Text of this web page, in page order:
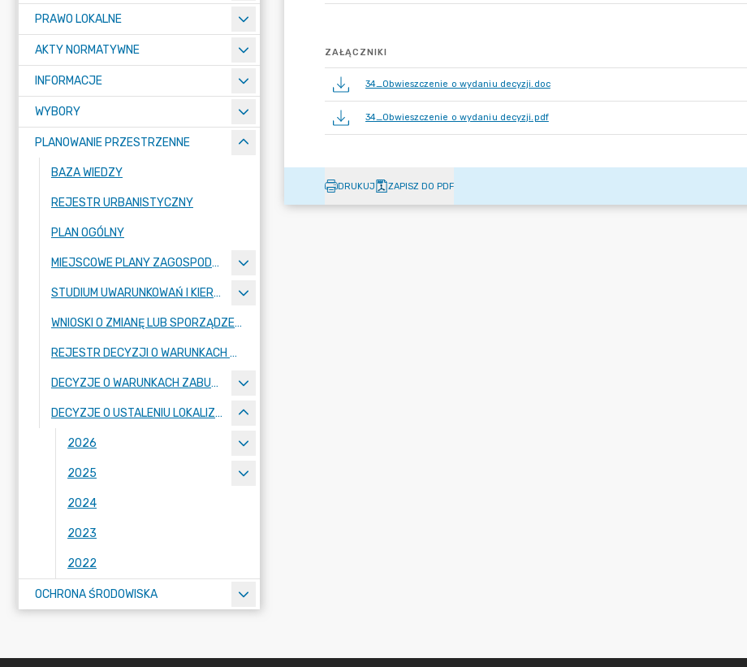
PRAWO LOKALNE
AKTY NORMATYWNE
INFORMACJE
WYBORY
PLANOWANIE PRZESTRZENNE
BAZA WIEDZY
REJESTR URBANISTYCZNY
PLAN OGÓLNY
MIEJSCOWE PLANY ZAGOSPODAROWANIA PRZESTRZENNEGO
STUDIUM UWARUNKOWAŃ I KIERUNKÓW ZAGOSPODAROWANIA PRZESTRZENNEGO
WNIOSKI O ZMIANĘ LUB SPORZĄDZENIE AKTÓW PLANOWANIA PRZESTRZENNEGO
REJESTR DECYZJI O WARUNKACH ZABUDOWY
DECYZJE O WARUNKACH ZABUDOWY
DECYZJE O USTALENIU LOKALIZACJI INWESTYCJI CELU PUBLICZNEGO
2026
2025
2024
2023
2022
OCHRONA ŚRODOWISKA
ZAŁĄCZNIKI
34_Obwieszczenie o wydaniu decyzji.doc
34_Obwieszczenie o wydaniu decyzji.pdf
DRUKUJ ZAPISZ DO PDF